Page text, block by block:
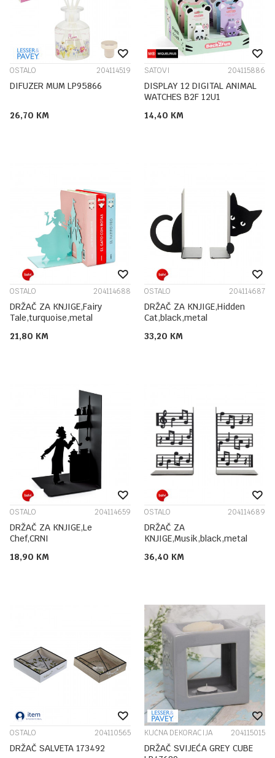
OSTALO 204114519
DIFUZER MUM LP95866
26,70 KM
SATOVI 204115886
DISPLAY 12 DIGITAL ANIMAL
WATCHES B2F 12U1
14,40 KM
OSTALO 204114688
DRŽAČ ZA KNJIGE,Fairy
Tale,turquoise,metal
21,80 KM
OSTALO 204114687
DRŽAČ ZA KNJIGE,Hidden
Cat,black,metal
33,20 KM
OSTALO 204114659
DRŽAČ ZA KNJIGE,Le
Chef,CRNI
18,90 KM
OSTALO 204114689
DRŽAČ ZA
KNJIGE,Musik,black,metal
36,40 KM
OSTALO 204110565
DRŽAČ SALVETA 173492
KUĆNA DEKORACIJA 204115015
DRŽAČ SVIJEĆA GREY CUBE